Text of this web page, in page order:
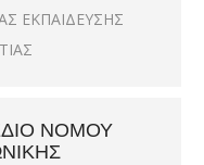
ΕΚΠΑΙΔΕΥΣΗΣ
ΝΟΜΟΥ